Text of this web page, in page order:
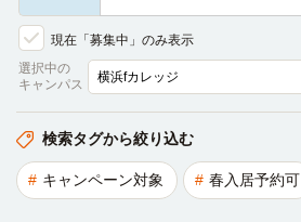
現在「募集中」のみ表示
選択中の
キャンパス
検索タグから絞り込む
キャンペーン対象 春入居予約可